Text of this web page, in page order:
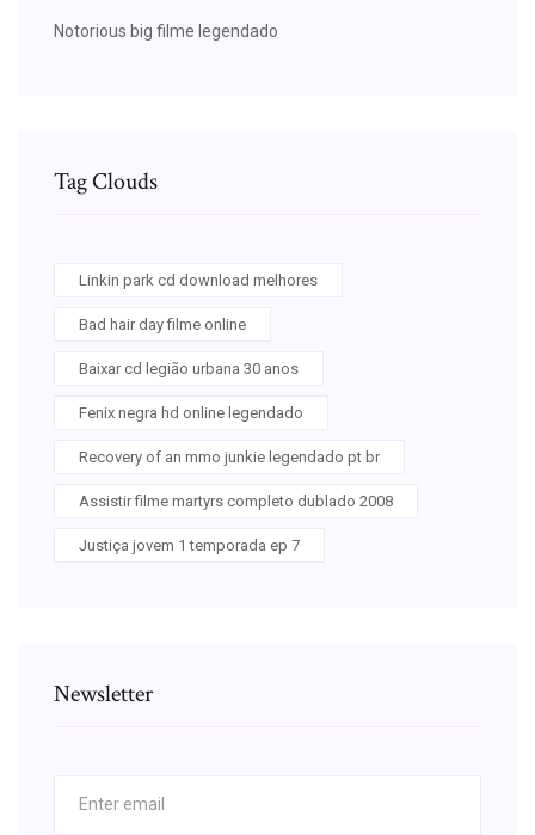
Notorious big filme legendado
Tag Clouds
Linkin park cd download melhores
Bad hair day filme online
Baixar cd legião urbana 30 anos
Fenix negra hd online legendado
Recovery of an mmo junkie legendado pt br
Assistir filme martyrs completo dublado 2008
Justiça jovem 1 temporada ep 7
Newsletter